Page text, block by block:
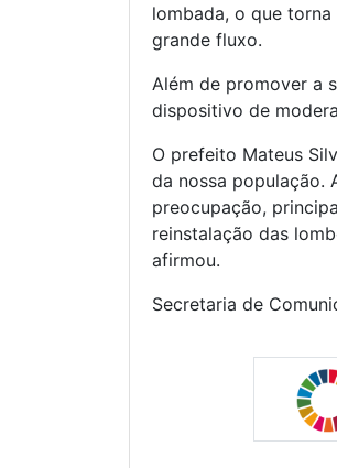
lombada, o que
grande fluxo.
Além de promover a
dispositivo de
O prefeito Mateus
da nossa população.
preocupação,
reinstalação das
afirmou.
Secretaria de